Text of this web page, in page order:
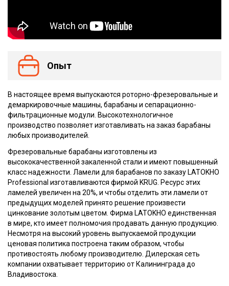
Опыт
В настоящее время выпускаются роторно-фрезеровальные и
демаркировочные машины, барабаны и сепарационно-
фильтрационные модули. Высокотехнологичное
производство позволяет изготавливать на заказ барабаны
любых производителей.
Фрезеровальные барабаны изготовлены из
высококачественной закаленной стали и имеют повышенный
класс надежности. Ламели для барабанов по заказу LATOKHO
Professional изготавливаются фирмой KRUG. Ресурс этих
ламелей увеличен на 20%, и чтобы отделить эти ламели от
предыдущих моделей принято решение произвести
цинкование золотым цветом. Фирма LATOKHO единственная
в мире, кто имеет полномочия продавать данную продукцию.
Несмотря на высокий уровень выпускаемой продукции
ценовая политика построена таким образом, чтобы
противостоять любому производителю. Дилерская сеть
компании охватывает территорию от Калининграда до
Владивостока.